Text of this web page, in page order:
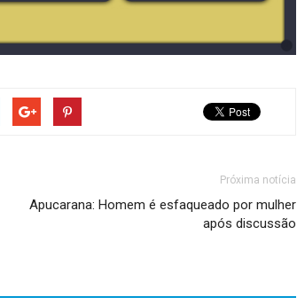
Próxima notícia
Apucarana: Homem é esfaqueado por mulher
após discussão